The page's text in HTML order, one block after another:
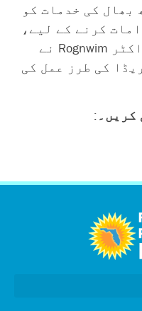
بھال کی خدمات کو
کرنے کے لیے،
Covenience کلیدی طور پر ڈاکٹر Rognwim نے
کی طرز عمل کی
: